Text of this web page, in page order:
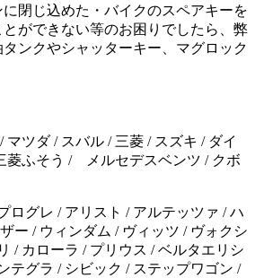
閉じ込めた・バイクのスペアキーを
ができない等のお困りでしたら、弊
ンクやシャッターキー、マグロック
マツダ / スバル / 三菱 / スズキ / ダイ
菱ふそう / メルセデスベンツ / クボ
ログレ / アリスト / アルテッツァ / ハ
ー / ウィンダム / ヴィッツ / ヴォクシ
/ カローラ / プリウス / ベルタエリシ
テグラ / シビック / ステップワゴン /